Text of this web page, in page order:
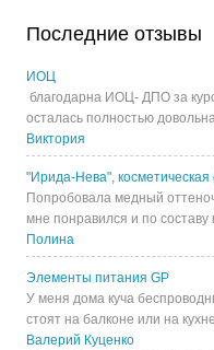
Последние отзывы
ИОЦ
благодарна ИОЦ- ДПО за
осталась полностью
Виктория
"Ирида-Нева",
Попробовала медный
мне понравился и по составу
Полина
Элементы питания GP
У меня дома куча
стоят на балконе или на
Валерий Куценко